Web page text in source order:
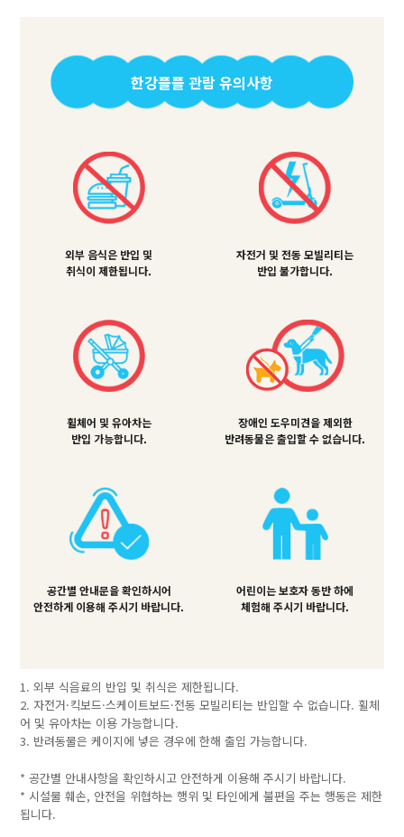
한강플플 관람 유의사항
외부 음식은 반입 및
취식이 제한됩니다.
자전거 및 전동 모빌리티는
반입 불가합니다.
휠체어 및 유아차는
반입 가능합니다.
장애인 도우미견을 제외한
반려동물은 출입할 수 없습니다.
공간별 안내문을 확인하시어
안전하게 이용해 주시기 바랍니다.
어린이는 보호자 동반 하에
체험해 주시기 바랍니다.
1. 외부 식음료의 반입 및 취식은 제한됩니다.
2. 자전거·킥보드·스케이트보드·전동 모빌리티는 반입할 수 없습니다. 휠체
어 및 유아차는 이용 가능합니다.
3. 반려동물은 케이지에 넣은 경우에 한해 출입 가능합니다.
* 공간별 안내사항을 확인하시고 안전하게 이용해 주시기 바랍니다.
* 시설물 훼손, 안전을 위협하는 행위 및 타인에게 불편을 주는 행동은 제한
됩니다.